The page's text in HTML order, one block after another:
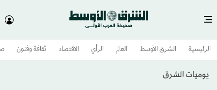
الرئيسية الشرق الأوسط​ العالم الرأي الاقتصاد ثقافة وفنون
يوميات الشرق